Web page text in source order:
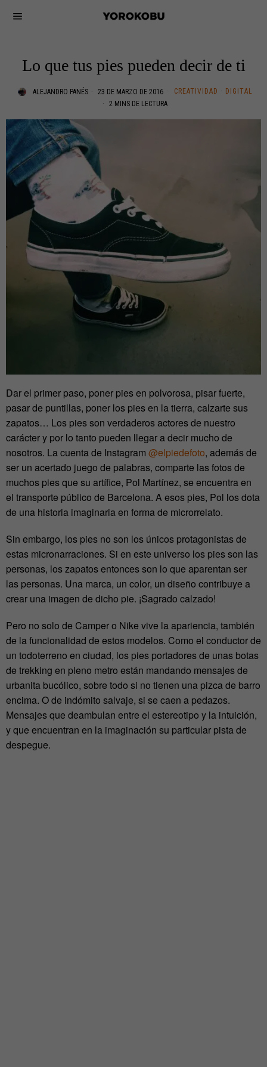
Lo que tus pies pueden decir de ti
ALEJANDRO PANÉS 23 DE MARZO DE 2016 CREATIVIDAD · DIGITAL
2 MINS DE LECTURA
Dar el primer paso, poner pies en polvorosa, pisar fuerte,
pasar de puntillas, poner los pies en la tierra, calzarte sus
zapatos… Los pies son verdaderos actores de nuestro
carácter y por lo tanto pueden llegar a decir mucho de
nosotros. La cuenta de Instagram @elpiedefoto, además de
ser un acertado juego de palabras, comparte las fotos de
muchos pies que su artífice, Pol Martínez, se encuentra en
el transporte público de Barcelona. A esos pies, Pol los dota
de una historia imaginaria en forma de microrrelato.
Sin embargo, los pies no son los únicos protagonistas de
estas micronarraciones. Si en este universo los pies son las
personas, los zapatos entonces son lo que aparentan ser
las personas. Una marca, un color, un diseño contribuye a
crear una imagen de dicho pie. ¡Sagrado calzado!
Pero no solo de Camper o Nike vive la apariencia, también
de la funcionalidad de estos modelos. Como el conductor de
un todoterreno en ciudad, los pies portadores de unas botas
de trekking en pleno metro están mandando mensajes de
urbanita bucólico, sobre todo si no tienen una pizca de barro
encima. O de indómito salvaje, si se caen a pedazos.
Mensajes que deambulan entre el estereotipo y la intuición,
y que encuentran en la imaginación su particular pista de
despegue.